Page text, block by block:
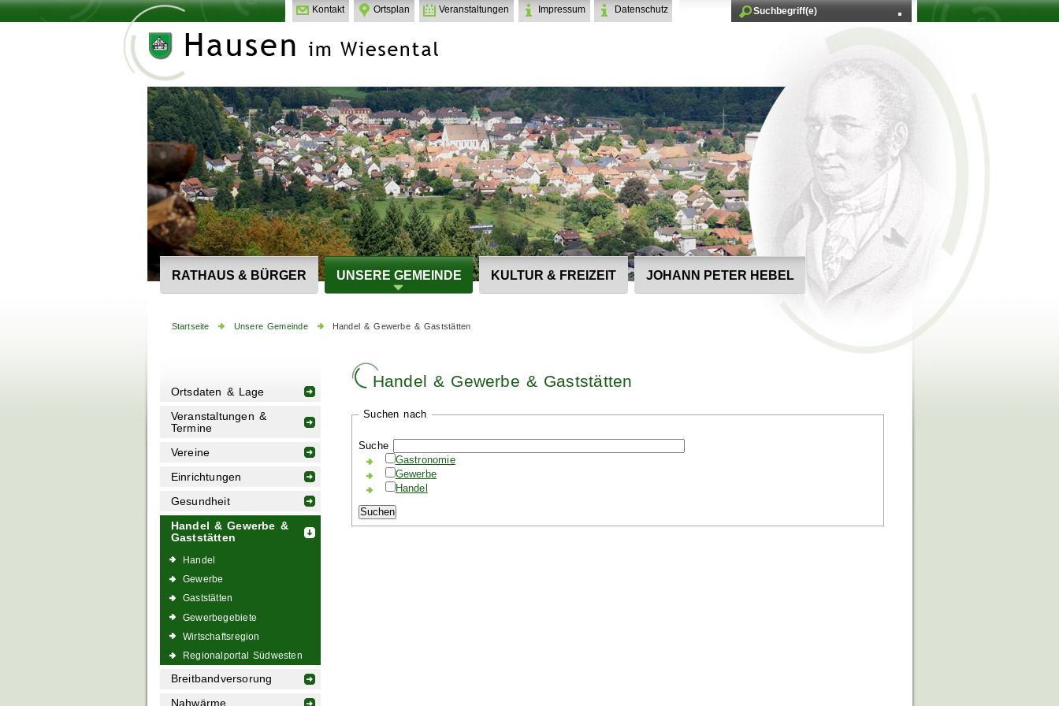
Kontakt Ortsplan Veranstaltungen Impressum Datenschutz
RATHAUS & BÜRGER UNSERE GEMEINDE KULTUR & FREIZEIT JOHANN PETER HEBEL
Startseite Unsere Gemeinde Handel & Gewerbe & Gaststätten
Ortsdaten & Lage
Veranstaltungen &
Termine
Vereine
Einrichtungen
Gesundheit
Handel & Gewerbe &
Gaststätten
Handel
Gewerbe
Gaststätten
Gewerbegebiete
Wirtschaftsregion
Regionalportal Südwesten
Breitbandversorung
Nahwärme
Handel & Gewerbe & Gaststätten
Suchen nach
Suche
Gastronomie
Gewerbe
Handel